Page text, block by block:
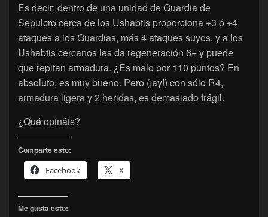
Es decir: dentro de una unidad de Guardia de
Sepulcro cerca de los Ushabtis proporciona +3 ó +4
ataques a los Guardias, más 4 ataques suyos, y a los
Ushabtis cercanos les da regeneración 6+ y puede
que repitan armadura. ¿Es malo por 110 puntos? En
absoluto, es muy bueno. Pero (¡ay!) con sólo R4,
armadura ligera y 2 heridas, es demasiado frágil.
¿Qué opináis?
Comparte esto:
Facebook
X
Me gusta esto: